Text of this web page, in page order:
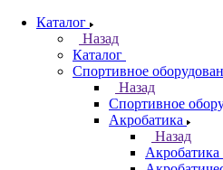
Каталог
Назад
Каталог
Спортивное
Назад
Спортивное
Акробатика
Назад
Акробатика